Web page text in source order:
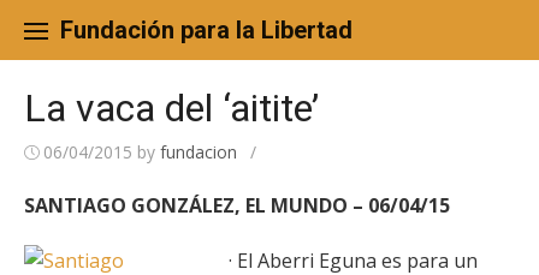
content
Fundación para la Libertad
La vaca del ‘aitite’
06/04/2015 by fundacion /
SANTIAGO GONZÁLEZ, EL MUNDO – 06/04/15
· El Aberri Eguna es para un